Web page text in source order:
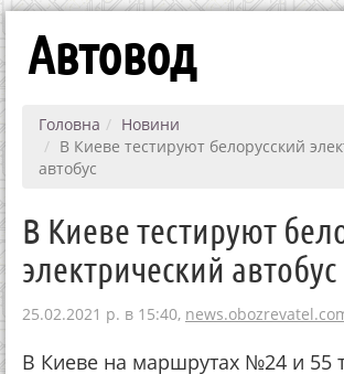
Автовод
Головна
Новини
В Киеве тестируют белорусский
автобус
В Киеве тестируют
электрический автобус
25.02.2021 р. в 15:40,
В Киеве на маршрутах №24 и 55